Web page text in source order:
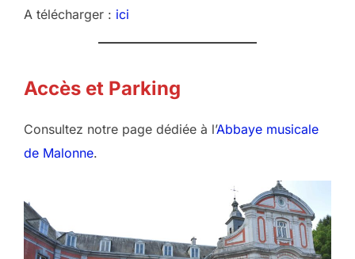
A télécharger : ici
Accès et Parking
Consultez notre page dédiée à l’Abbaye musicale
de Malonne.